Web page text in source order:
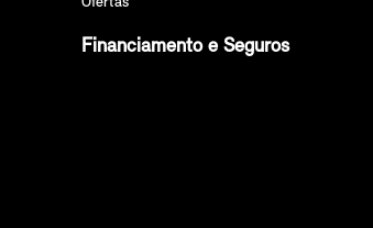
Financiamento e Seguros